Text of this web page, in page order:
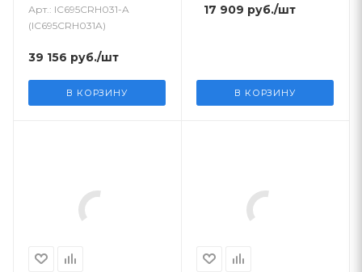
Арт.: IC695CRH031-A
(IC695CRH031A)
39 156 руб./шт
В КОРЗИНУ
17 909 руб./шт
В КОРЗИНУ